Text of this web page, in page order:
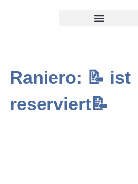
Raniero: 📝 ist
reserviert📝